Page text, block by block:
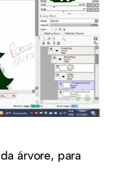
árvore, para